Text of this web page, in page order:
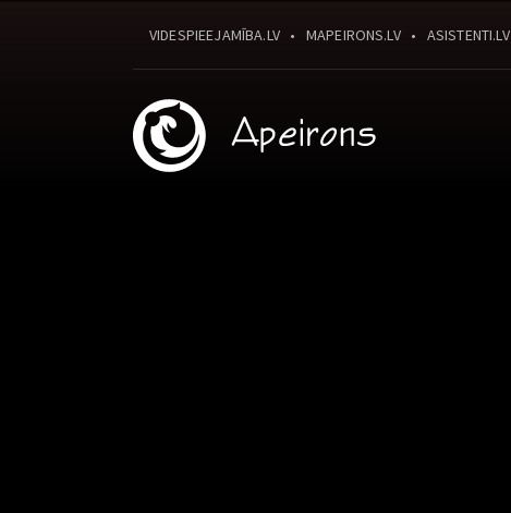
VIDESPIEEJAMĪBA.LV MAPEIRONS.LV ASISTENTI.LV